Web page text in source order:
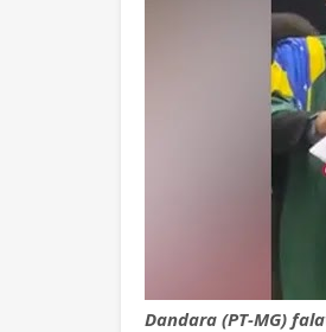
Dandara (PT-MG)